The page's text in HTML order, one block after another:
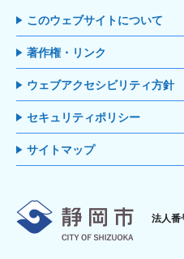
このウェブサイトについて
著作権・リンク
ウェブアクセシビリティ方針
セキュリティポリシー
サイトマップ
静岡
法人番